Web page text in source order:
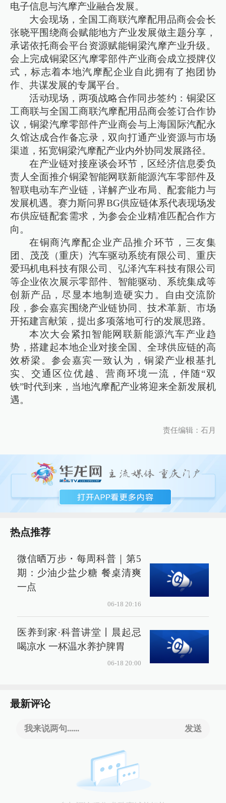
电子信息与汽摩产业融合发展。
大会现场，全国工商联汽摩配用品商会会长
张晓平围绕商会赋能地方产业发展做主题分享，
承诺依托商会平台资源赋能铜梁汽摩产业升级。
会上完成铜梁区汽摩零部件产业商会成立授牌仪
式，标志着本地汽摩配企业自此拥有了抱团协
作、共谋发展的专属平台。
活动现场，两项战略合作同步签约：铜梁区
工商联与全国工商联汽摩配用品商会签订合作协
议，铜梁汽摩零部件产业商会与上海国际汽配永
久馆达成合作备忘录，双向打通产业资源与市场
渠道，拓宽铜梁汽摩配产业内外协同发展路径。
在产业链对接座谈会环节，区经济信息委负
责人全面推介铜梁智能网联新能源汽车零部件及
智联电动车产业链，详解产业布局、配套能力与
发展机遇。赛力斯问界BG供应链体系代表现场发
布供应链配套需求，为参会企业精准匹配合作方
向。
在铜商汽摩配企业产品推介环节，三友集
团、茂茂（重庆）汽车驱动系统有限公司、重庆
爱玛机电科技有限公司、弘泽汽车科技有限公司
等企业依次展示零部件、智能驱动、系统集成等
创新产品，尽显本地制造硬实力。自由交流阶
段，参会嘉宾围绕产业链协同、技术革新、市场
开拓建言献策，提出多项落地可行的发展思路。
本次大会紧扣智能网联新能源汽车产业趋
势，搭建起本地企业对接全国、全球供应链的高
效桥梁。参会嘉宾一致认为，铜梁产业根基扎
实、交通区位优越、营商环境一流，伴随“双
铁”时代到来，当地汽摩配产业将迎来全新发展机
遇。
责任编辑：石月
热点推荐
微信晒万步・每周科普｜第5
期：少油少盐少糖 餐桌清爽
一点
06-18 20:16
医养到家·科普讲堂丨晨起忌
喝凉水 一杯温水养护脾胃
06-18 20:00
最新评论
我来说两句...... 发送